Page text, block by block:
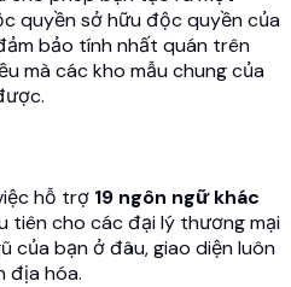
quyền sở hữu độc quyền của
bảo tính nhất quán trên
mà các kho mẫu chung của
hỗ trợ 19 ngôn ngữ khác
tiên cho các đại lý thương mại
của bạn ở đâu, giao diện luôn
địa hóa.